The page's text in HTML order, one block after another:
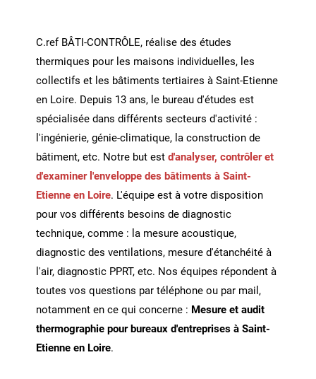
C.ref BÂTI-CONTRÔLE, réalise des études
thermiques pour les maisons individuelles, les
collectifs et les bâtiments tertiaires à Saint-Etienne
en Loire. Depuis 13 ans, le bureau d'études est
spécialisée dans différents secteurs d'activité :
l'ingénierie, génie-climatique, la construction de
bâtiment, etc. Notre but estd'analyser, contrôler et
d'examiner l'enveloppe des bâtiments à Saint-
Etienne en Loire. L'équipe est à votre disposition
pour vos différents besoins de diagnostic
technique, comme : la mesure acoustique,
diagnostic des ventilations, mesure d'étanchéité à
l'air, diagnostic PPRT, etc. Nos équipes répondent à
toutes vos questions par téléphone ou par mail,
notamment en ce qui concerne : Mesure et audit
thermographie pour bureaux d'entreprises à Saint-
Etienne en Loire.